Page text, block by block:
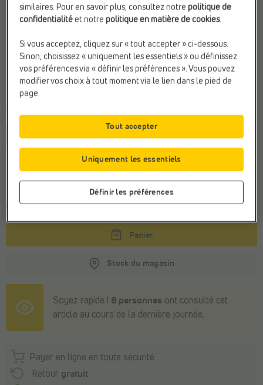
Taille
36 37 38 39 40 41 42
Conseil de la pointure générale
Commandez votre taille habituelle
Livraison dans les3-5 jours ouvrables
Panier
Stock du magasin
Soyez rapide ! 8 personnes ont consulté cet
article au cours de la dernière journée.
Payer en ligne en toute sécurité
Retour gratuit
similaires. Pour en savoir plus, consultez notrepolitique de
confidentialité et notrepolitique en matière de cookies.
Si vous acceptez, cliquez sur « tout accepter » ci-dessous.
Sinon, choisissez « uniquement les essentiels » ou définissez
vos préférences via « définir les préférences ». Vous pouvez
modifier vos choix à tout moment via le lien dans le pied de
page.
Définir les préférences
Uniquement les essentiels
Tout accepter